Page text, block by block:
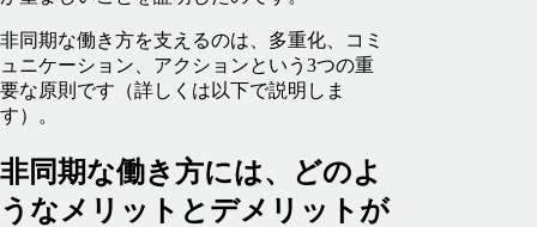
非同期な働き方を支えるのは、多重化、コミ
ュニケーション、アクションという3つの重
要な原則です（詳しくは以下で説明しま
す）。
非同期な働き方には、どのよ
うなメリットとデメリットが